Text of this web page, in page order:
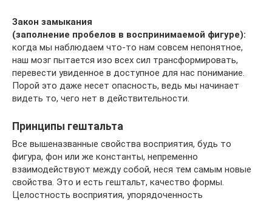
Закон замыкания
(заполнение пробелов в воспринимаемой фигуре):
когда мы наблюдаем что-то нам совсем непонятное,
наш мозг пытается изо всех сил трансформировать,
перевести увиденное в доступное для нас понимание.
Порой это даже несет опасность, ведь мы начинает
видеть то, чего нет в действительности.
Принципы гештальта
Все вышеназванные свойства восприятия, будь то
фигура, фон или же константы, непременно
взаимодействуют между собой, неся тем самым новые
свойства. Это и есть гештальт, качество формы.
Целостность восприятия, упорядоченность